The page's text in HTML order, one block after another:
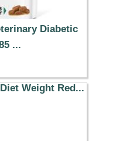
Diabetic
...
€
Weight Red...